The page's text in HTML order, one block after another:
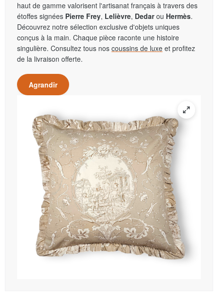
haut de gamme valorisent l'artisanat français à travers des
étoffes signées Pierre Frey, Lelièvre, Dedarou Hermès.
Découvrez notre sélection exclusive d'objets uniques
conçus à la main. Chaque pièce raconte une histoire
singulière. Consultez tous nos coussins de luxe et profitez
de la livraison offerte.
Agrandir